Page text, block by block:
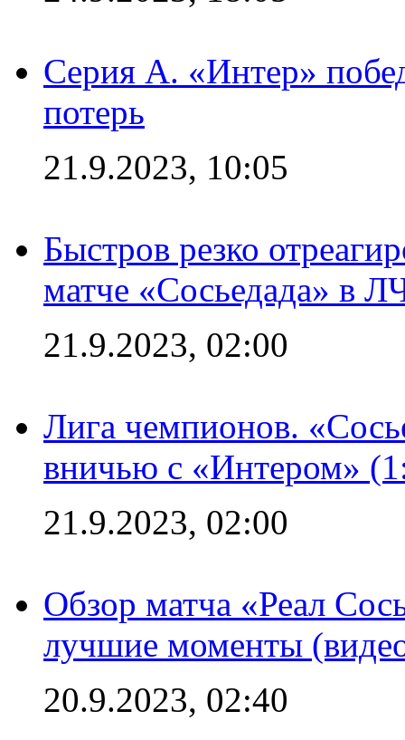
Серия А. «Интер»
потерь
21.9.2023, 10:05
Быстров резко
матче «Сосьедада» в
21.9.2023, 02:00
Лига чемпионов.
вничью с «Интером»
21.9.2023, 02:00
Обзор матча «Реал
лучшие моменты
20.9.2023, 02:40